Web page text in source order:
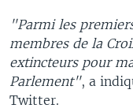
"Parmi les
membres de la
extincteurs pour
Parlement", a
Twitter.